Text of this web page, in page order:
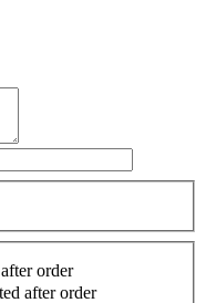
order
after order